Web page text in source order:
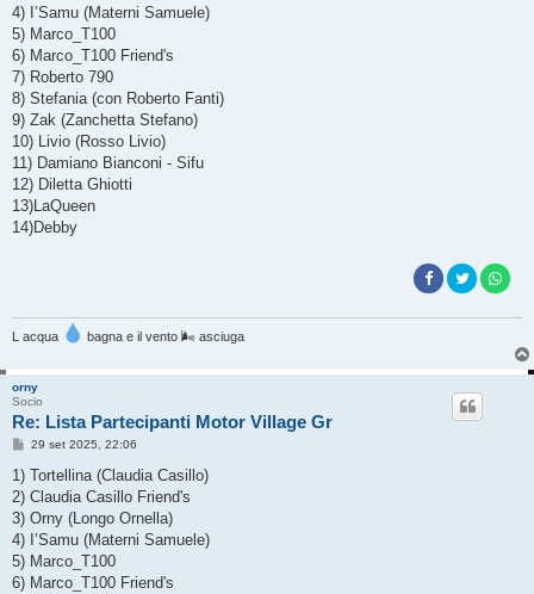
o
4) I’Samu (Materni Samuele)
5) Marco_T100
6) Marco_T100 Friend's
7) Roberto 790
8) Stefania (con Roberto Fanti)
9) Zak (Zanchetta Stefano)
10) Livio (Rosso Livio)
11) Damiano Bianconi - Sifu
12) Diletta Ghiotti
13)LaQueen
14)Debby
L acqua bagna e il vento 🌬 asciuga
orny
Socio
Re: Lista Partecipanti Motor Village Gr
M
s
a
g
o
29 set 2025, 22:06
1) Tortellina (Claudia Casillo)
2) Claudia Casillo Friend's
3) Orny (Longo Ornella)
4) I’Samu (Materni Samuele)
5) Marco_T100
6) Marco_T100 Friend's